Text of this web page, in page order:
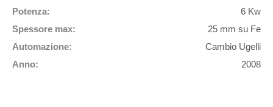
Potenza:
6 Kw
Spessore max:
25 mm su Fe
Automazione:
Cambio Ugelli
Anno:
2008